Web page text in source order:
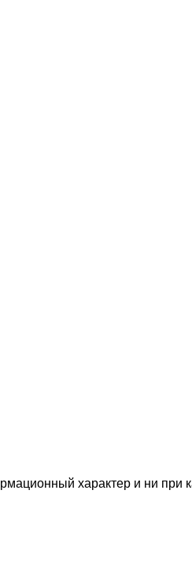
характер и ни при